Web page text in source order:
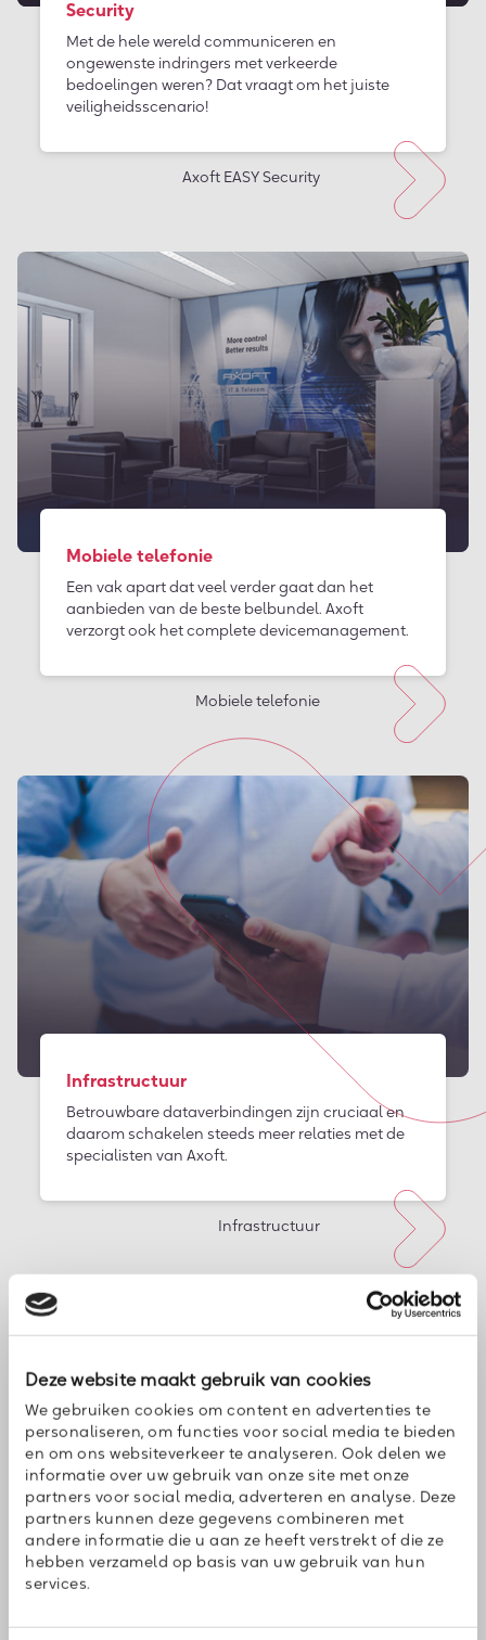
Deze website maakt gebruik van cookies
We gebruiken cookies om content en advertenties te
personaliseren, om functies voor social media te bieden
en om ons websiteverkeer te analyseren. Ook delen we
informatie over uw gebruik van onze site met onze
partners voor social media, adverteren en analyse. Deze
partners kunnen deze gegevens combineren met
andere informatie die u aan ze heeft verstrekt of die ze
hebben verzameld op basis van uw gebruik van hun
services.
Security
Met de hele wereld communiceren en
ongewenste indringers met verkeerde
bedoelingen weren? Dat vraagt om het juiste
veiligheidsscenario!
Axoft EASY Security
Mobiele telefonie
Een vak apart dat veel verder gaat dan het
aanbieden van de beste belbundel. Axoft
verzorgt ook het complete devicemanagement.
Mobiele telefonie
Infrastructuur
Betrouwbare dataverbindingen zijn cruciaal en
daarom schakelen steeds meer relaties met de
specialisten van Axoft.
Infrastructuur
Cloud werkplek
Vergroot uw slagkracht. Veilig werken in de
cloud, altijd en overal zonder enig compromis.